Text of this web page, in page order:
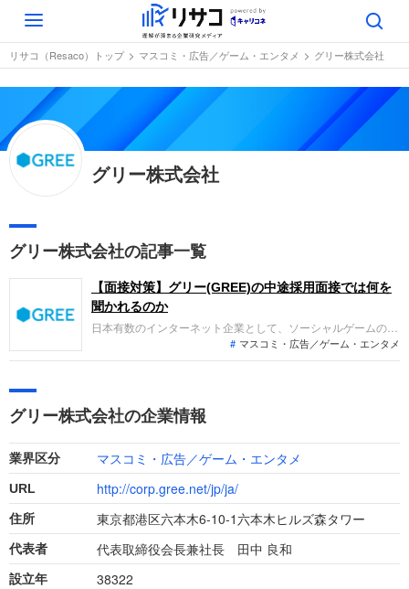
Toggle
navigation
リサコ（Resaco）トップ マスコミ・広告／ゲーム・エンタメ グリー株式会社
グリー株式会社
グリー株式会社の記事一覧
【面接対策】グリー(GREE)の中途採用面接では何を
聞かれるのか
日本有数のインターネット企業として、ソーシャルゲームの一
時代を築いたグリーへの転職。中途採用面接は、仕事への取り
組み方やこれまでの成果などを具体的に問われるほか、個性も
成功させましょう。
マスコミ・広告／ゲーム・エンタメ
グリー株式会社の企業情報
業界区分 マスコミ・広告／ゲーム・エンタメ
URL http://corp.gree.net/jp/ja/
住所 東京都港区六本木6-10-1六本木ヒルズ森タワー
代表者 代表取締役会長兼社長 田中 良和
設立年 38322